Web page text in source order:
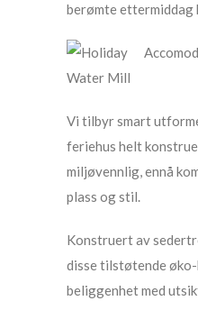
berømte ettermiddag
Vi tilbyr smart
feriehus helt
miljøvennlig, ennå
plass og stil.
Konstruert av
disse tilstøtende
beliggenhet med